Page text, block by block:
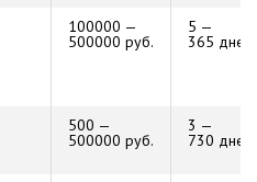
100000 —
500000 руб.
5 —
365 дней
500 —
500000 руб.
3 —
730 дней